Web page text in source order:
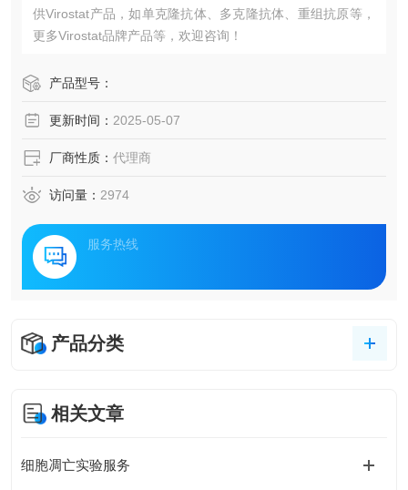
供Virostat产品，如单克隆抗体、多克隆抗体、重组抗原等，
更多Virostat品牌产品等，欢迎咨询！
产品型号：
更新时间： 2025-05-07
厂商性质： 代理商
访问量： 2974
服务热线
产品分类
相关文章
细胞凋亡实验服务